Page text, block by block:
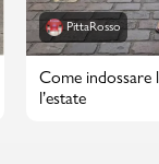
PittaRosso
Come indossare
l’estate